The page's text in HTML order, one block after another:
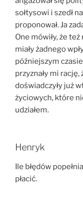
sołtysowi i szedł
proponował. Ja
One mówiły, że
miały żadnego
późniejszym
przyznały mi rację,
doświadczyły już
życiowych, które
udziałem.
Henryk
Ile błędów
płacić.